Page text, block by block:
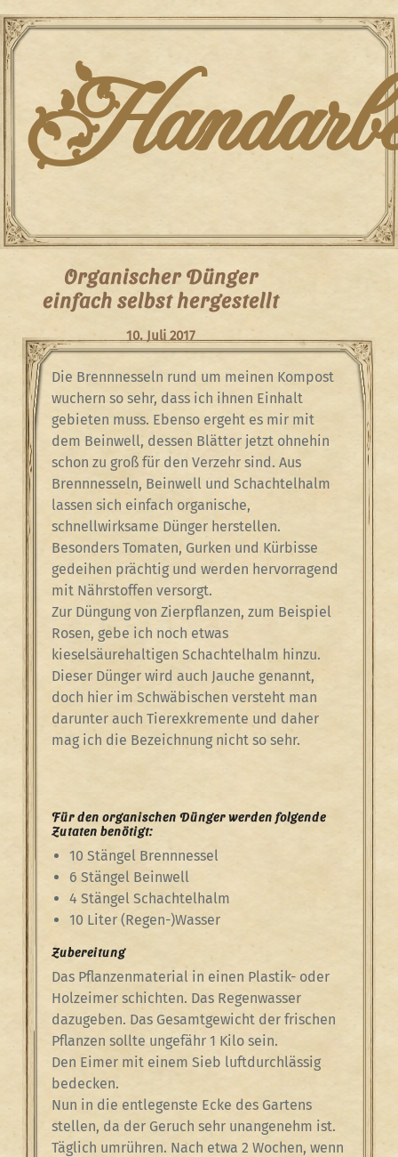
Skip
to
content
Organischer Dünger
einfach selbst hergestellt
10. Juli 2017
Die Brennnesseln rund um meinen Kompost
wuchern so sehr, dass ich ihnen Einhalt
gebieten muss. Ebenso ergeht es mir mit
dem Beinwell, dessen Blätter jetzt ohnehin
schon zu groß für den Verzehr sind. Aus
Brennnesseln, Beinwell und Schachtelhalm
lassen sich einfach organische,
schnellwirksame Dünger herstellen.
Besonders Tomaten, Gurken und Kürbisse
gedeihen prächtig und werden hervorragend
mit Nährstoffen versorgt.
Zur Düngung von Zierpflanzen, zum Beispiel
Rosen, gebe ich noch etwas
kieselsäurehaltigen Schachtelhalm hinzu.
Dieser Dünger wird auch Jauche genannt,
doch hier im Schwäbischen versteht man
darunter auch Tierexkremente und daher
mag ich die Bezeichnung nicht so sehr.
Für den organischen Dünger werden folgende
Zutaten benötigt:
10 Stängel Brennnessel
6 Stängel Beinwell
4 Stängel Schachtelhalm
10 Liter (Regen-)Wasser
Zubereitung
Das Pflanzenmaterial in einen Plastik- oder
Holzeimer schichten. Das Regenwasser
dazugeben. Das Gesamtgewicht der frischen
Pflanzen sollte ungefähr 1 Kilo sein.
Den Eimer mit einem Sieb luftdurchlässig
bedecken.
Nun in die entlegenste Ecke des Gartens
stellen, da der Geruch sehr unangenehm ist.
Täglich umrühren. Nach etwa 2 Wochen, wenn